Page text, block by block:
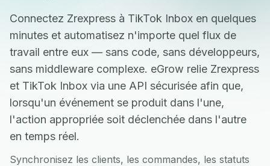
Connectez Zrexpress à TikTok Inbox en quelques
minutes et automatisez n'importe quel flux de
travail entre eux — sans code, sans développeurs,
sans middleware complexe. eGrow relie Zrexpress
et TikTok Inbox via une API sécurisée afin que,
lorsqu'un événement se produit dans l'une,
l'action appropriée soit déclenchée dans l'autre
en temps réel.
Synchronisez les clients, les commandes, les statuts